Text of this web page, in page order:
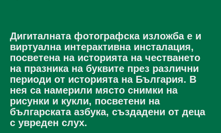
Дигиталната фотографска изложба е и
виртуална интерактивна инсталация,
посветена на историята на честването
на празника на буквите през различни
периоди от историята на България. В
нея са намерили място снимки на
рисунки и кукли, посветени на
българската азбука, създадени от деца
с увреден слух.